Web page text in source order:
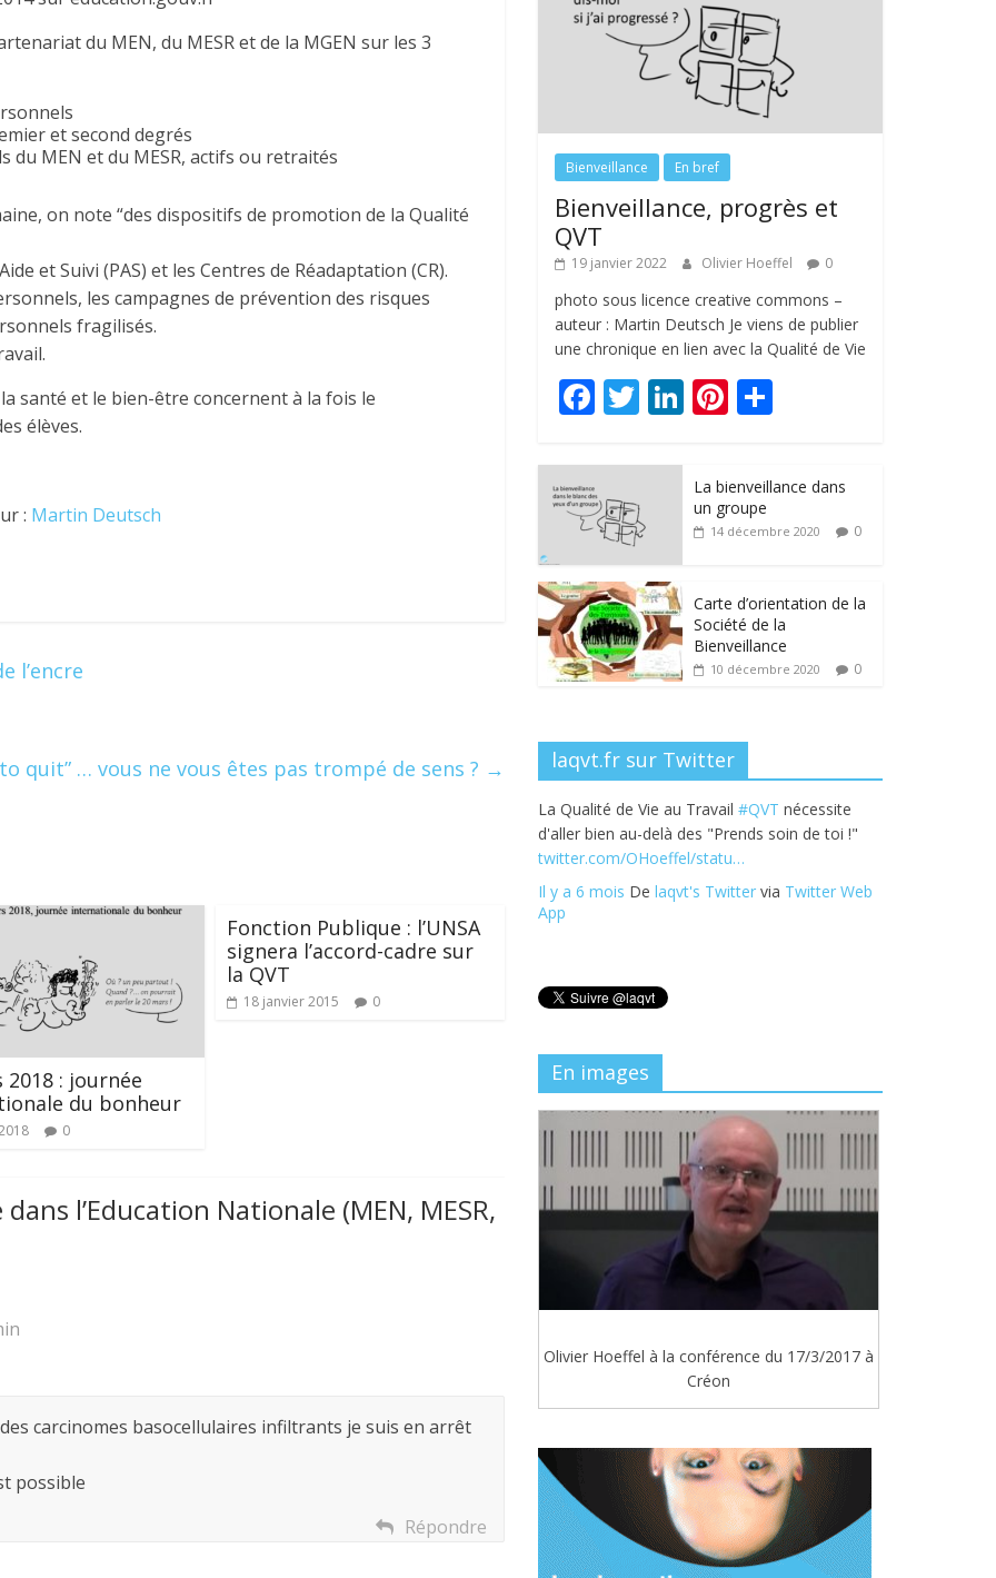
du MEN, du MESR et de la MGEN sur les 3
et second degrés
du MEN et du MESR, actifs ou retraités
on note “des dispositifs de promotion de la Qualité
et Suivi (PAS) et les Centres de Réadaptation (CR).
les campagnes de prévention des risques
fragilisés.
santé et le bien-être concernent à la fois le
élèves.
: Martin Deutsch
l’encre
to quit” … vous ne vous êtes pas trompé de sens ? →
2018 : journée
du bonheur
0
Fonction Publique : l’UNSA
signera l’accord-cadre sur
la QVT
18 janvier 2015 0
l’Education Nationale (MEN, MESR,
carcinomes basocellulaires infiltrants je suis en arrêt
possible
Répondre
Bienveillance En bref
Bienveillance, progrès et
QVT
19 janvier 2022 Olivier Hoeffel 0
photo sous licence creative commons –
auteur : Martin Deutsch Je viens de publier
une chronique en lien avec la Qualité de Vie
F
e
b
o
o
k
T
itt
er
Li
e
dI
Pi
e
st
g
er
La bienveillance dans
un groupe
14 décembre 2020 0
Carte d’orientation de la
Société de la
Bienveillance
10 décembre 2020 0
laqvt.fr sur Twitter
La Qualité de Vie au Travail #QVT nécessite
d'aller bien au-delà des "Prends soin de toi !"
twitter.com/OHoeffel/statu…
Il y a 6 mois De laqvt's Twitter via Twitter Web
App
En images
Olivier Hoeffel à la conférence du 17/3/2017 à
Créon